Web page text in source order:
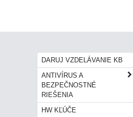
DARUJ VZDELÁVANIE KB
ANTIVÍRUS A
BEZPEČNOSTNÉ
RIEŠENIA
HW KĽÚČE